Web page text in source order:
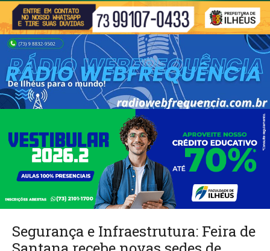
Segurança e Infraestrutura: Feira de